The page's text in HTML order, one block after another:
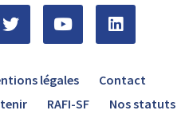
légales
Contact
RAFI-SF Nos statuts